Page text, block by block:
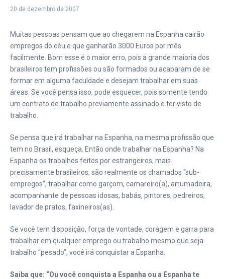
20 de dezembro de 2007
Muitas pessoas pensam que ao chegarem na Espanha cairão
empregos do céu e que ganharão 3000 Euros por mês
facilmente. Bom esse é o maior erro, pois a grande maioria dos
brasileiros tem profissões ou são formados ou acabaram de se
formar em alguma faculdade e desejam trabalhar em suas
áreas. Se você pensa isso, pode esquecer, pois somente tendo
um contrato de trabalho previamente assinado e ter visto de
trabalho.
Se pensa que irá trabalhar na Espanha, na mesma profissão que
tem no Brasil, esqueça. Então onde trabalhar na Espanha? Na
Espanha os trabalhos feitos por estrangeiros, mais
precisamente brasileiros, são realmente os chamados “sub-
empregos”, trabalhar como garçom, camareiro(a), arrumadeira,
acompanhante de pessoas idosas, babás, pintores, pedreiros,
lavador de pratos, faxineiros(as).
Se você tem disposição, força de vontade, coragem e garra para
trabalhar em qualquer emprego ou trabalho mesmo que seja
trabalho “pesado”, você irá conquistar a Espanha.
Saiba que: “Ou você conquista a Espanha ou a Espanha te